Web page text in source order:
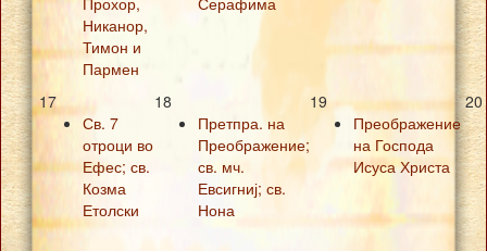
Никанор,
Тимон и
Пармен
17
Св. 7
отроци во
Ефес; св.
Козма
Етолски
18
Претпра. на
Преображение;
св. мч.
Евсигниј; св.
Нона
19
Преображение
на Господа
Исуса Христа
20